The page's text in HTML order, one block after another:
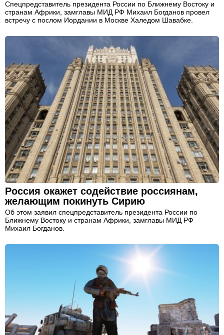
Спецпредставитель президента России по Ближнему Востоку и
странам Африки, замглавы МИД РФ Михаил Богданов провел
встречу с послом Иордании в Москве Халедом Шавабке.
Россия окажет содействие россиянам,
желающим покинуть Сирию
Об этом заявил спецпредставитель президента России по
Ближнему Востоку и странам Африки, замглавы МИД РФ
Михаил Богданов.